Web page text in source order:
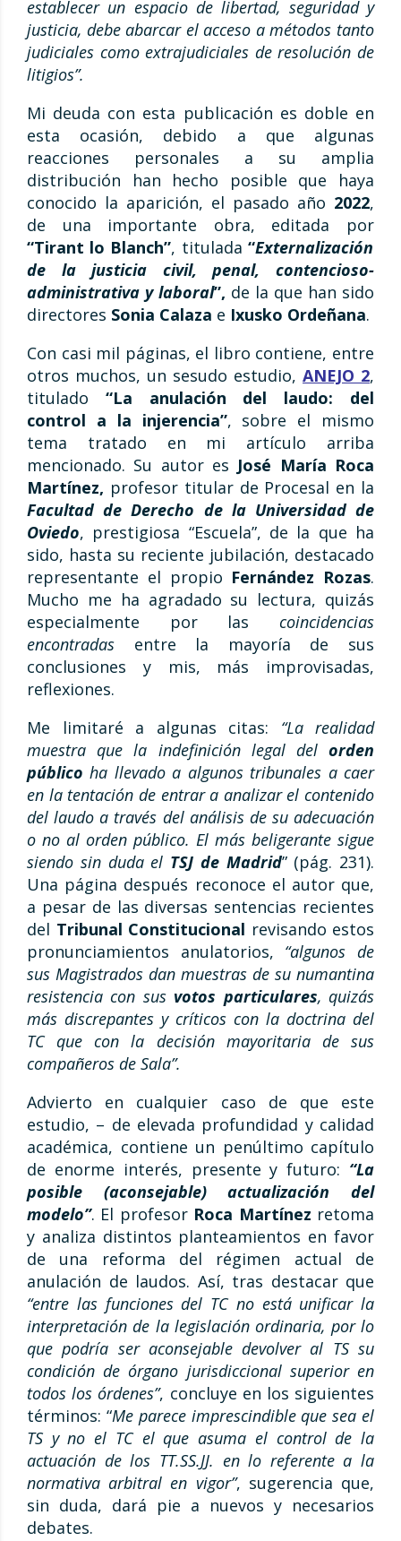
establecer un espacio de libertad, seguridad y
justicia, debe abarcar el acceso a métodos tanto
judiciales como extrajudiciales de resolución de
litigios”.
Mi deuda con esta publicación es doble en
esta ocasión, debido a que algunas
reacciones personales a su amplia
distribución han hecho posible que haya
conocido la aparición, el pasado año 2022,
de una importante obra, editada por
“Tirant lo Blanch”, titulada “Externalización
de la justicia civil, penal, contencioso-
administrativa y laboral”, de la que han sido
directores Sonia Calaza e Ixusko Ordeñana.
Con casi mil páginas, el libro contiene, entre
otros muchos, un sesudo estudio, ANEJO 2,
titulado “La anulación del laudo: del
control a la injerencia”, sobre el mismo
tema tratado en mi artículo arriba
mencionado. Su autor es José María Roca
Martínez, profesor titular de Procesal en la
Facultad de Derecho de la Universidad de
Oviedo, prestigiosa “Escuela”, de la que ha
sido, hasta su reciente jubilación, destacado
representante el propio Fernández Rozas.
Mucho me ha agradado su lectura, quizás
especialmente por las coincidencias
encontradas entre la mayoría de sus
conclusiones y mis, más improvisadas,
reflexiones.
Me limitaré a algunas citas: “La realidad
muestra que la indefinición legal del orden
público ha llevado a algunos tribunales a caer
en la tentación de entrar a analizar el contenido
del laudo a través del análisis de su adecuación
o no al orden público. El más beligerante sigue
siendo sin duda el TSJ de Madrid” (pág. 231).
Una página después reconoce el autor que,
a pesar de las diversas sentencias recientes
del Tribunal Constitucional revisando estos
pronunciamientos anulatorios, “algunos de
sus Magistrados dan muestras de su numantina
resistencia con sus votos particulares, quizás
más discrepantes y críticos con la doctrina del
TC que con la decisión mayoritaria de sus
compañeros de Sala”.
Advierto en cualquier caso de que este
estudio, – de elevada profundidad y calidad
académica, contiene un penúltimo capítulo
de enorme interés, presente y futuro: “La
posible (aconsejable) actualización del
modelo”. El profesor Roca Martínez retoma
y analiza distintos planteamientos en favor
de una reforma del régimen actual de
anulación de laudos. Así, tras destacar que
“entre las funciones del TC no está unificar la
interpretación de la legislación ordinaria, por lo
que podría ser aconsejable devolver al TS su
condición de órgano jurisdiccional superior en
todos los órdenes”, concluye en los siguientes
términos: “Me parece imprescindible que sea el
TS y no el TC el que asuma el control de la
actuación de los TT.SS.JJ. en lo referente a la
normativa arbitral en vigor”, sugerencia que,
sin duda, dará pie a nuevos y necesarios
debates.